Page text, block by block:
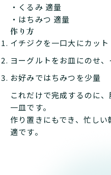
・くるみ 適量
・はちみつ 適量
作り方
イチジクを一口大にカット
ヨーグルトをお皿にのせ
お好みではちみつを少量
これだけで完成するのに
一皿です。
作り置きにもでき、忙し
適です。